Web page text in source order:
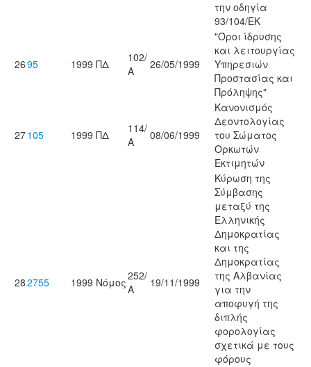
την οδηγία
93/104/ΕΚ
2695 1999 ΠΔ
102/
Α
26/05/1999
"Όροι ίδρυσης
και λειτουργίας
Υπηρεσιών
Προστασίας και
Πρόληψης"
27105 1999 ΠΔ
114/
Α
08/06/1999
Κανονισμός
Δεοντολογίας
του Σώματος
Ορκωτών
Εκτιμητών
282755 1999 Νόμος252/
Α
19/11/1999
Κύρωση της
Σύμβασης
μεταξύ της
Ελληνικής
Δημοκρατίας
και της
Δημοκρατίας
της Αλβανίας
για την
αποφυγή της
διπλής
φορολογίας
σχετικά με τους
φόρους